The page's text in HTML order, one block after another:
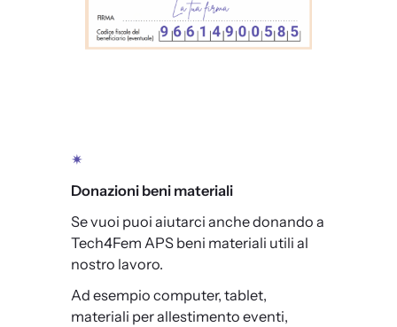
✴
Donazioni beni materiali
Se vuoi puoi aiutarci anche donando a
Tech4Fem APS beni materiali utili al
nostro lavoro.
Ad esempio computer, tablet,
materiali per allestimento eventi,